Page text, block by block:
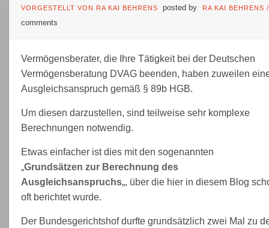
VORGESTELLT VON RA KAI BEHRENS posted by RA KAI BEHRENS
comments
Vermögensberater, die Ihre Tätigkeit bei der Deutschen
Vermögensberatung DVAG beenden, haben zuweilen
Ausgleichsanspruch gemäß § 89b HGB.
Um diesen darzustellen, sind teilweise sehr komplexe
Berechnungen notwendig.
Etwas einfacher ist dies mit den sogenannten
„Grundsätzen zur Berechnung des
Ausgleichsanspruchs„, über die hier in diesem Blog
oft berichtet wurde.
Der Bundesgerichtshof durfte grundsätzlich zwei Mal zu